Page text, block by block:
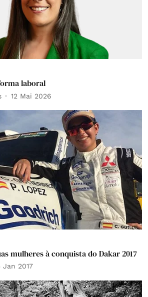
laboral
12 Mai 2026
mulheres à conquista do Dakar 2017
Jan 2017